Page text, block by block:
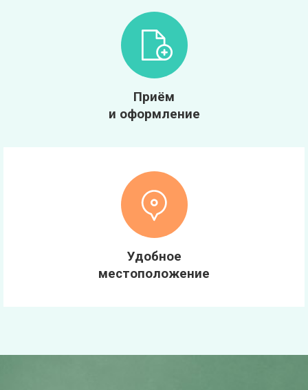
Приём
и оформление
Удобное
местоположение